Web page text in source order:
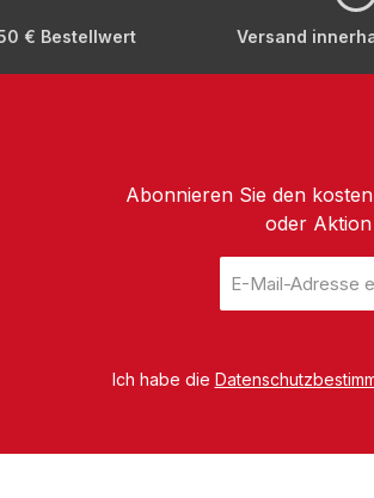
€ Bestellwert Versand
Abonnieren Sie den
oder
Mail-
Adresse
Ich habe die